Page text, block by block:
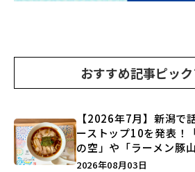
おすすめ記事ピッ
【2026年7月】新潟で
ーストップ10を発表！
の空」や「ラーメン豚
注目記事をランキング
2026年08月03日